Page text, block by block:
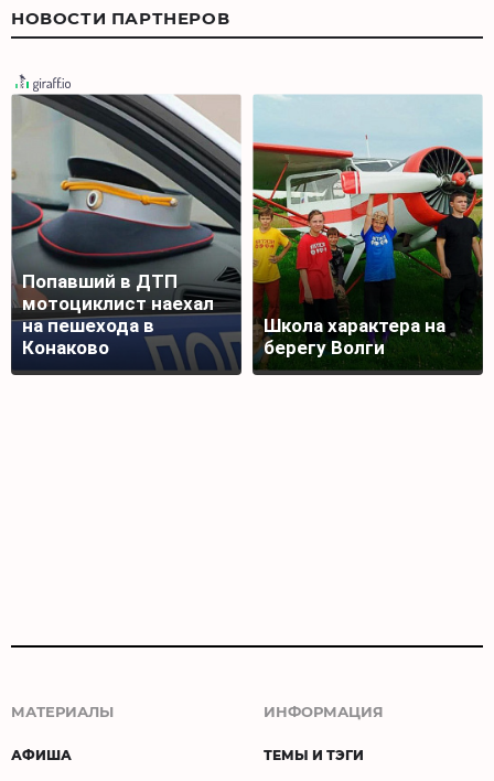
НОВОСТИ ПАРТНЕРОВ
Попавший в ДТП
мотоциклист наехал
на пешехода в
Конаково
Школа характера на
берегу Волги
МАТЕРИАЛЫ
АФИША
ИНФОРМАЦИЯ
ТЕМЫ И ТЭГИ